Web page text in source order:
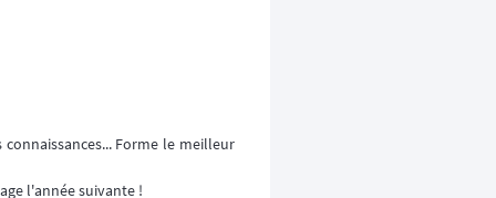
Forme le meilleur
l'année suivante !